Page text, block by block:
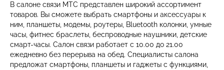
В салоне связи МТС представлен широкий ассортимент
товаров. Вы сможете выбрать смартфоны и аксессуары к
ним, планшеты, модемы, роутеры, Bluetooth колонки, умные
часы, фитнес браслеты, беспроводные наушники, детские
смарт-часы. Салон связи работает с 10.00 до 21.00
ежедневно без перерыва на обед. Специалисты салона
предложат смартфоны, планшеты и гаджеты с функциями,